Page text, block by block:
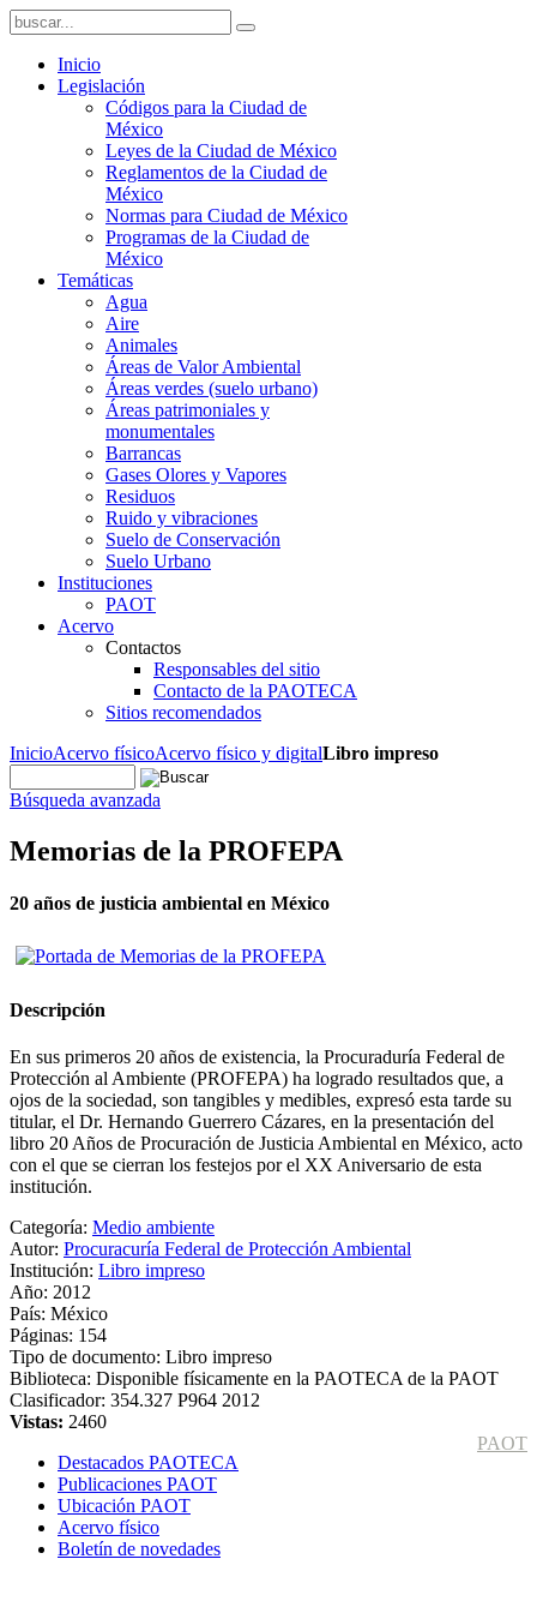
Inicio
Legislación
Códigos para la Ciudad de
México
Leyes de la Ciudad de México
Reglamentos de la Ciudad de
México
Normas para Ciudad de México
Programas de la Ciudad de
México
Temáticas
Agua
Aire
Animales
Áreas de Valor Ambiental
Áreas verdes (suelo urbano)
Áreas patrimoniales y
monumentales
Barrancas
Gases Olores y Vapores
Residuos
Ruido y vibraciones
Suelo de Conservación
Suelo Urbano
Instituciones
PAOT
Acervo
Contactos
Responsables del sitio
Contacto de la PAOTECA
Sitios recomendados
InicioAcervo físicoAcervo físico y digitalLibro impreso
Búsqueda avanzada
Memorias de la PROFEPA
20 años de justicia ambiental en México
Descripción
En sus primeros 20 años de existencia, la Procuraduría Federal de
Protección al Ambiente (PROFEPA) ha logrado resultados que, a
ojos de la sociedad, son tangibles y medibles, expresó esta tarde su
titular, el Dr. Hernando Guerrero Cázares, en la presentación del
libro 20 Años de Procuración de Justicia Ambiental en México, acto
con el que se cierran los festejos por el XX Aniversario de esta
institución.
Categoría: Medio ambiente
Autor: Procuracuría Federal de Protección Ambiental
Institución: Libro impreso
Año: 2012
País: México
Páginas: 154
Tipo de documento: Libro impreso
Biblioteca: Disponible físicamente en la PAOTECA de la PAOT
Clasificador: 354.327 P964 2012
Vistas: 2460
PAOT
Destacados PAOTECA
Publicaciones PAOT
Ubicación PAOT
Acervo físico
Boletín de novedades